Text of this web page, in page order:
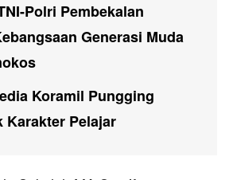
Polri Pembekalan
Generasi Muda
Koramil Pungging
Karakter Pelajar